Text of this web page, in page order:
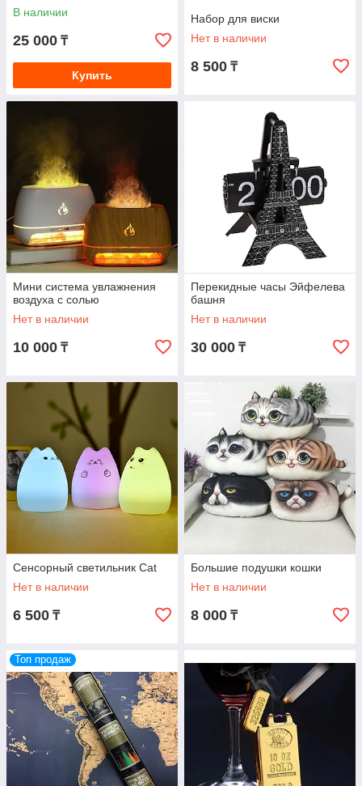
В наличии
25 000 ₸
Купить
Набор для виски
Нет в наличии
8 500 ₸
Мини система увлажнения
воздуха с солью
Нет в наличии
10 000 ₸
Перекидные часы Эйфелева
башня
Нет в наличии
30 000 ₸
Сенсорный светильник Cat
Нет в наличии
6 500 ₸
Большие подушки кошки
Нет в наличии
8 000 ₸
Топ продаж